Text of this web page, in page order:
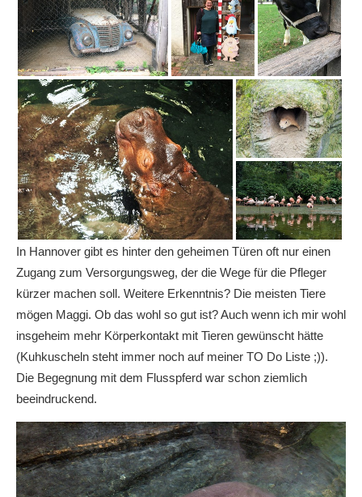
In Hannover gibt es hinter den geheimen Türen oft nur einen
Zugang zum Versorgungsweg, der die Wege für die Pfleger
kürzer machen soll. Weitere Erkenntnis? Die meisten Tiere
mögen Maggi. Ob das wohl so gut ist? Auch wenn ich mir wohl
insgeheim mehr Körperkontakt mit Tieren gewünscht hätte
(Kuhkuscheln steht immer noch auf meiner TO Do Liste ;)).
Die Begegnung mit dem Flusspferd war schon ziemlich
beeindruckend.